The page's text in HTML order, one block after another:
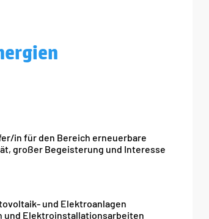
in für den Bereich erneuerbare
großer Begeisterung und Interesse
und Elektroanlagen
und Elektroinstallationsarbeiten